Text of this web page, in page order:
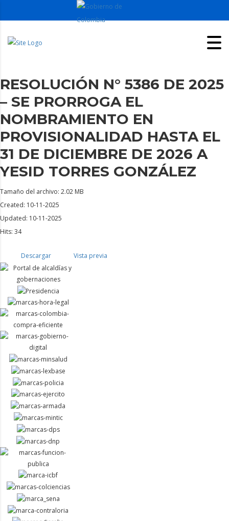
RESOLUCIÓN N° 5386 DE 2025
– SE PRORROGA EL
NOMBRAMIENTO EN
PROVISIONALIDAD HASTA EL
31 DE DICIEMBRE DE 2026 A
YESID TORRES GONZÁLEZ
Tamaño del archivo: 2.02 MB
Created: 10-11-2025
Updated: 10-11-2025
Hits: 34
Descargar Vista previa